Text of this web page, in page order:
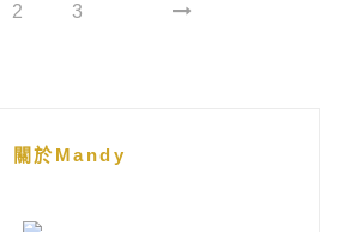
2 3
關於Mandy